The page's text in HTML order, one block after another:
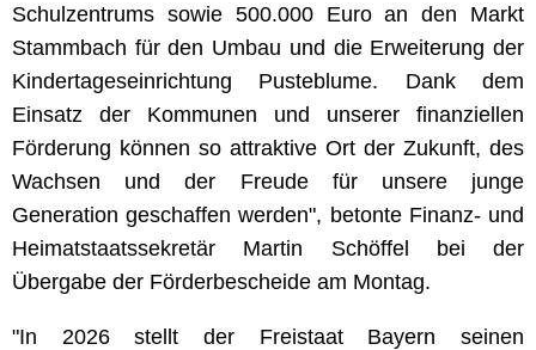
Schulzentrums sowie 500.000 Euro an den Markt
Stammbach für den Umbau und die Erweiterung der
Kindertageseinrichtung Pusteblume. Dank dem
Einsatz der Kommunen und unserer finanziellen
Förderung können so attraktive Ort der Zukunft, des
Wachsen und der Freude für unsere junge
Generation geschaffen werden", betonte Finanz- und
Heimatstaatssekretär Martin Schöffel bei der
Übergabe der Förderbescheide am Montag.
"In 2026 stellt der Freistaat Bayern seinen